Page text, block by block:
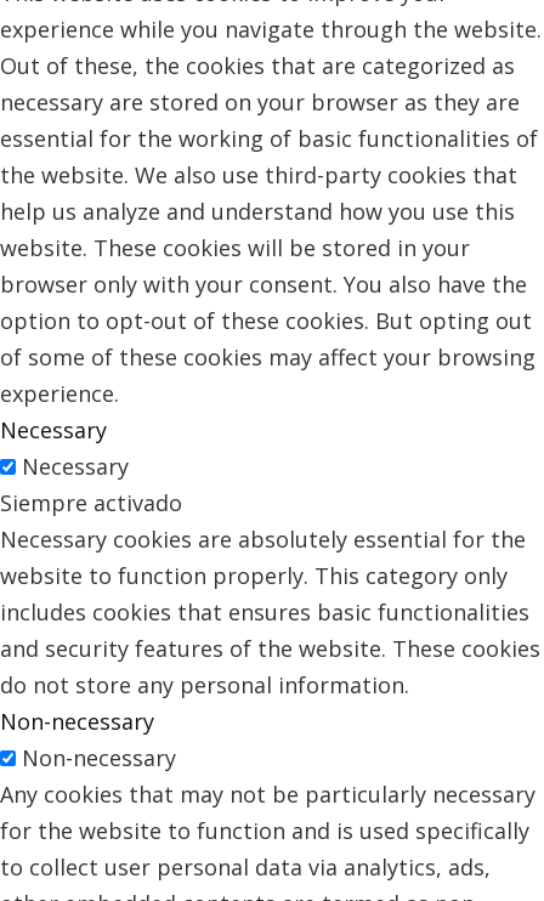
experience while you navigate through the website.
Out of these, the cookies that are categorized as
necessary are stored on your browser as they are
essential for the working of basic functionalities of
the website. We also use third-party cookies that
help us analyze and understand how you use this
website. These cookies will be stored in your
browser only with your consent. You also have the
option to opt-out of these cookies. But opting out
of some of these cookies may affect your browsing
experience.
Necessary
Necessary
Siempre activado
Necessary cookies are absolutely essential for the
website to function properly. This category only
includes cookies that ensures basic functionalities
and security features of the website. These cookies
do not store any personal information.
Non-necessary
Non-necessary
Any cookies that may not be particularly necessary
for the website to function and is used specifically
to collect user personal data via analytics, ads,